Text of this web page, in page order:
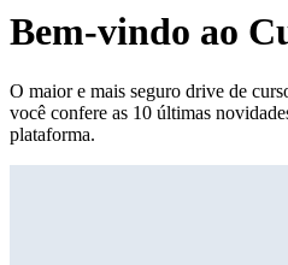
Bem-vindo ao
O maior e mais seguro drive de
você confere as 10 últimas
plataforma.